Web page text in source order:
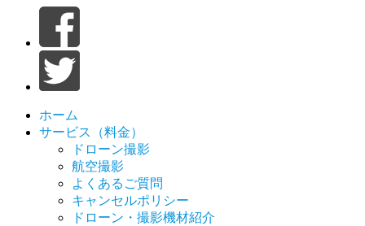
ホーム
サービス（料金）
ドローン撮影
航空撮影
よくあるご質問
キャンセルポリシー
ドローン・撮影機材紹介